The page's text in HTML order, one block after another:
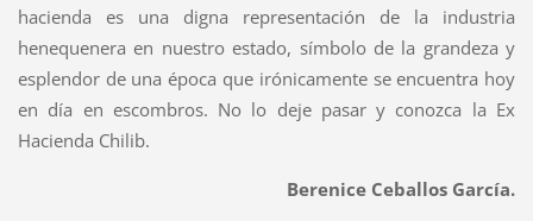
hacienda es una digna representación de la industria
henequenera en nuestro estado, símbolo de la grandeza y
esplendor de una época que irónicamente se encuentra hoy
en día en escombros. No lo deje pasar y conozca la Ex
Hacienda Chilib.
Berenice Ceballos García.